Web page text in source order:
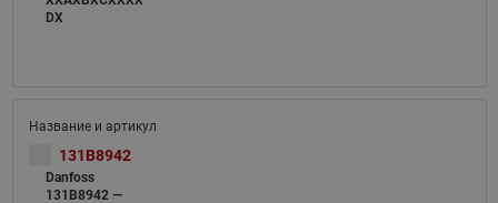
DX
131B8942
Danfoss
131B8942 —